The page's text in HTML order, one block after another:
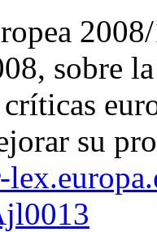
sobre
su